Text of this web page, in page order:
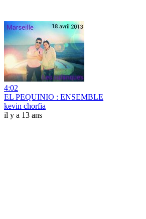
4:02
EL PEQUINIO : ENSEMBLE
kevin chorfia
il y a 13 ans